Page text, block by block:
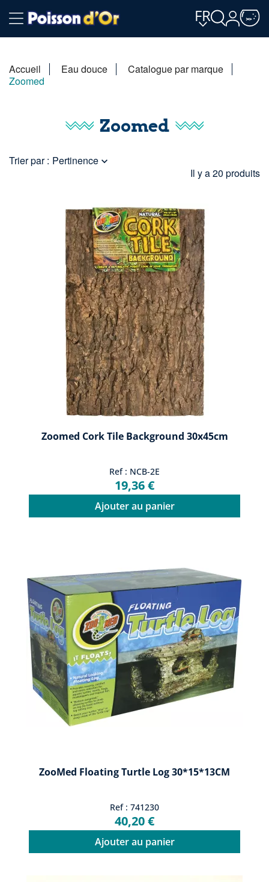
FR
Accueil Eau douce
Catalogue par marque
Zoomed
Zoomed
Trier par : Pertinence 
Il y a 20 produits
Zoomed Cork Tile Background 30x45cm
Ref : NCB-2E
19,36 €
Ajouter au panier
ZooMed Floating Turtle Log 30*15*13CM
Ref : 741230
40,20 €
Ajouter au panier